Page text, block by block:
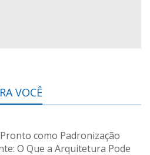
VOCÊ
como Padronização
O Que a Arquitetura Pode